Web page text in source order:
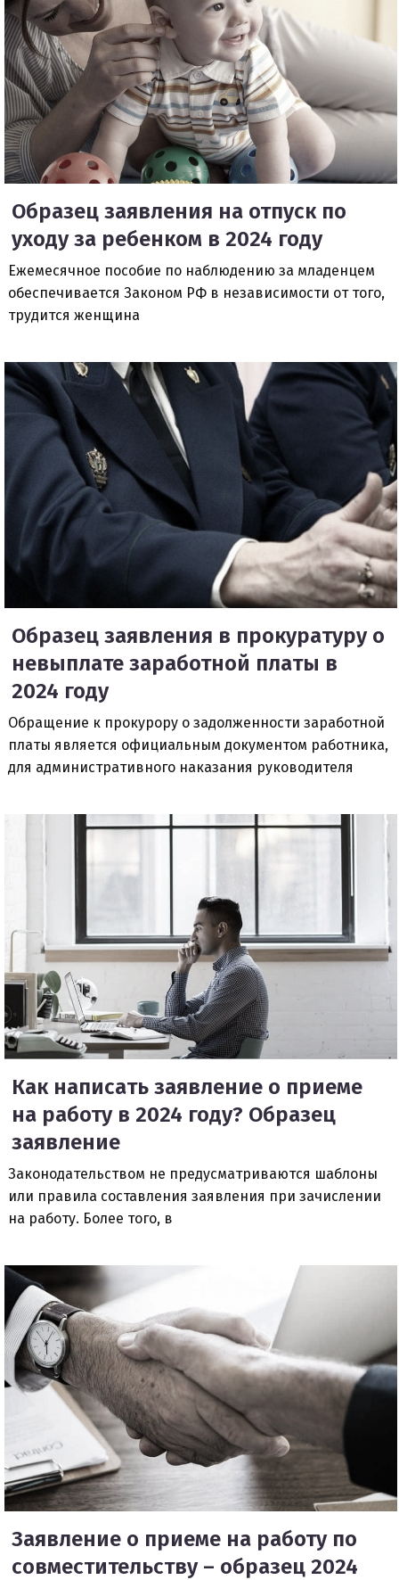
Образец заявления на отпуск по
уходу за ребенком в 2024 году
Ежемесячное пособие по наблюдению за младенцем
обеспечивается Законом РФ в независимости от того,
трудится женщина
Образец заявления в прокуратуру о
невыплате заработной платы в
2024 году
Обращение к прокурору о задолженности заработной
платы является официальным документом работника,
для административного наказания руководителя
Как написать заявление о приеме
на работу в 2024 году? Образец
заявление
Законодательством не предусматриваются шаблоны
или правила составления заявления при зачислении
на работу. Более того, в
Заявление о приеме на работу по
совместительству – образец 2024